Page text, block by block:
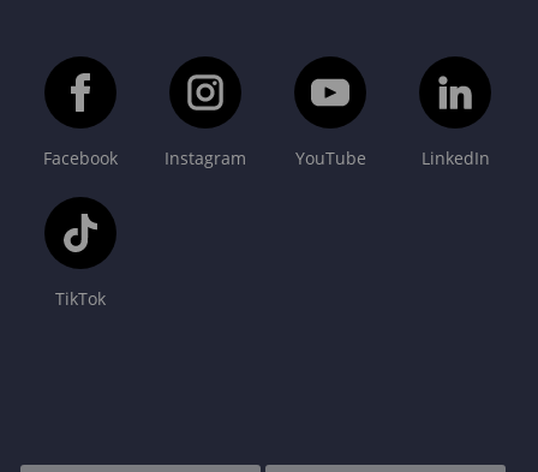
Facebook Instagram YouTube LinkedIn
TikTok